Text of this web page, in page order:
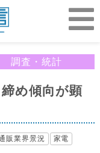
調査・統計
め傾向が顕
販業界景況
家電